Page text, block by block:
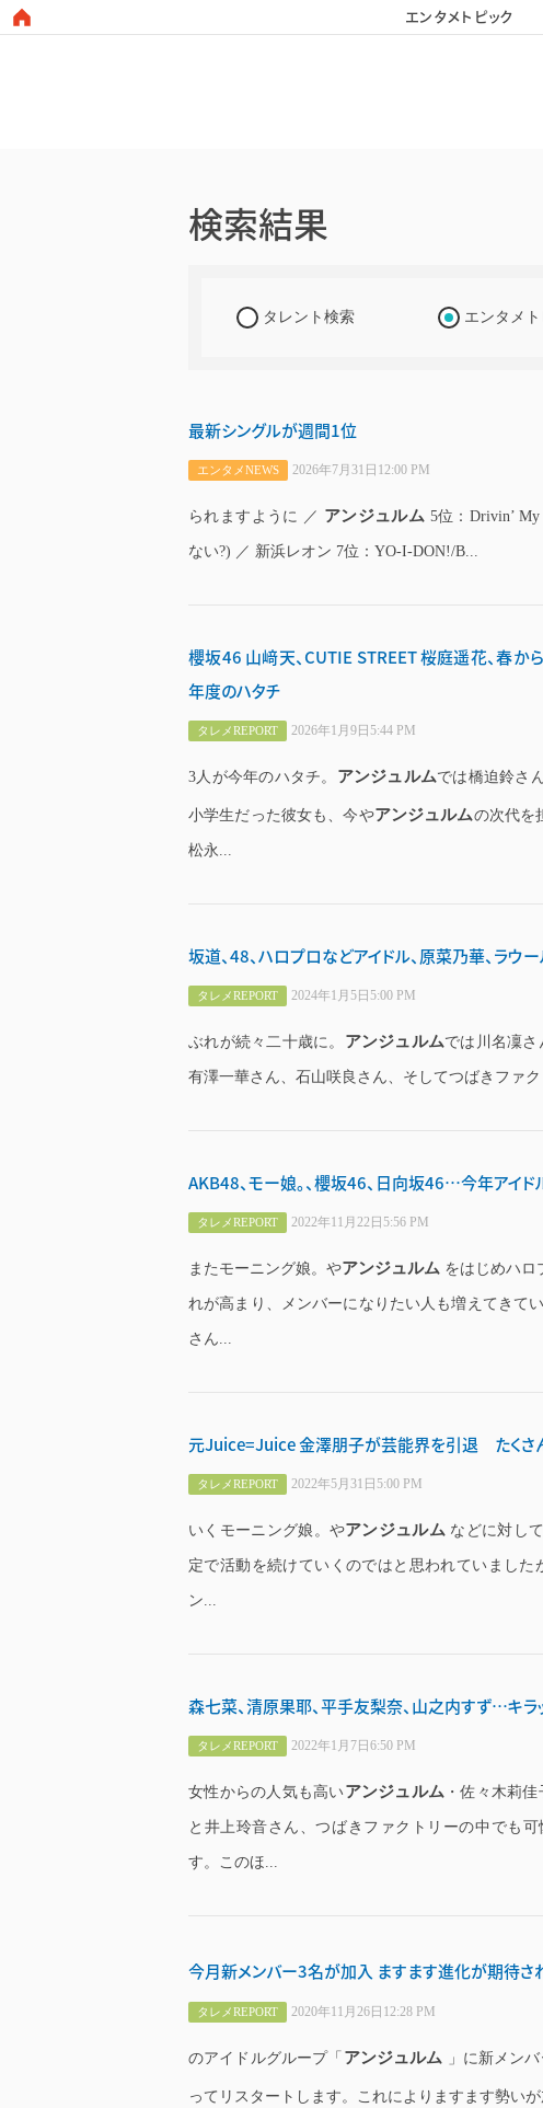
エンタメトピック
検索結果
タレント検索 エンタメ
最新シングルが週間1位
エンタメNEWS 2026年7月31日12:00 PM
られますように ／ アンジュルム 5位：Drivin’
ない?) ／ 新浜レオン 7位：YO-I-DON!/B...
櫻坂46 山﨑天、CUTIE STREET 桜庭遥花、春か
年度のハタチ
タレメREPORT 2026年1月9日5:44 PM
3人が今年のハタチ。 アンジュルムでは橋迫鈴さ
小学生だった彼女も、今やアンジュルムの次代を
松永...
坂道、48、ハロプロなどアイドル、原菜乃華、ラウ
タレメREPORT 2024年1月5日5:00 PM
ぶれが続々二十歳に。 アンジュルムでは川名凜さ
有澤一華さん、石山咲良さん、そしてつばきファ
AKB48、モー娘。、櫻坂46、日向坂46…今年アイド
タレメREPORT 2022年11月22日5:56 PM
またモーニング娘。やアンジュルム をはじめハロ
れが高まり、メンバーになりたい人も増えてきて
さん...
元Juice=Juice 金澤朋子が芸能界を引退 たくさん
タレメREPORT 2022年5月31日5:00 PM
いくモーニング娘。やアンジュルム などに対し
定で活動を続けていくのではと思われていました
ン...
森七菜、清原果耶、平手友梨奈、山之内すず…キ
タレメREPORT 2022年1月7日6:50 PM
女性からの人気も高いアンジュルム ・佐々木莉
と井上玲音さん、つばきファクトリーの中でも
す。このほ...
今月新メンバー3名が加入 ますます進化が期待さ
タレメREPORT 2020年11月26日12:28 PM
のアイドルグループ「 アンジュルム 」に新メン
ってリスタートします。これによりますます勢い